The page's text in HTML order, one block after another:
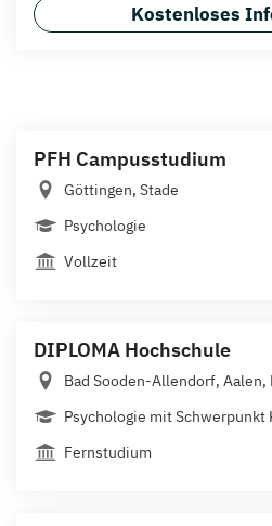
Kostenloses
PFH Campusstudium
Göttingen, Stade
Psychologie
Vollzeit
DIPLOMA Hochschule
Bad Sooden-Allendorf,
Psychologie mit
Fernstudium